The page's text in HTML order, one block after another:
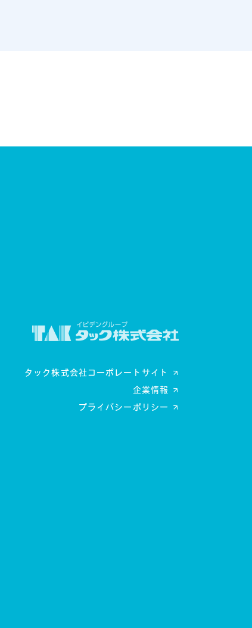
タック株式会社コーポレートサイト
企業情報
プライバシーポリシー